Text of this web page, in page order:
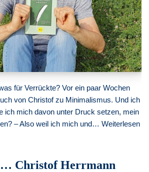
für Verrückte? Vor ein paar Wochen
von Christof zu Minimalismus. Und ich
ich mich davon unter Druck setzen, mein
– Also weil ich mich und… Weiterlesen
Christof Herrmann